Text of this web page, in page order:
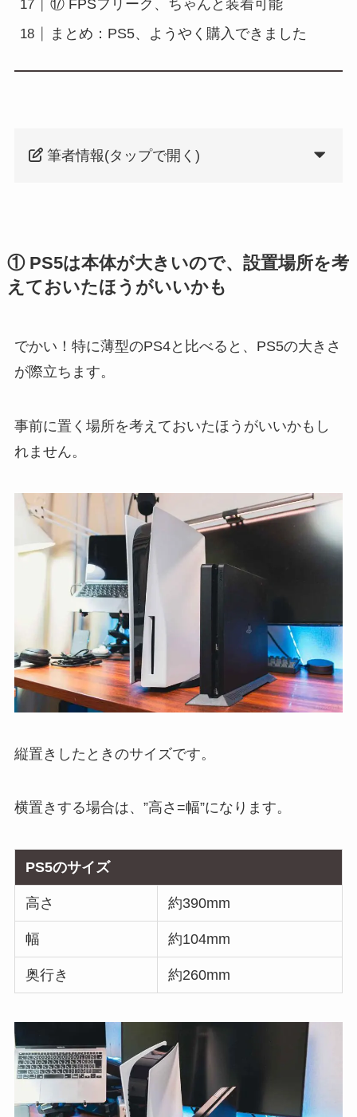
⑰ FPSフリーク、ちゃんと装着可能
まとめ：PS5、ようやく購入できました
筆者情報(タップで開く)
① PS5は本体が大きいので、設置場所を考
えておいたほうがいいかも
でかい！特に薄型のPS4と比べると、PS5の大きさ
が際立ちます。
事前に置く場所を考えておいたほうがいいかもし
れません。
縦置きしたときのサイズです。
横置きする場合は、”高さ=幅”になります。
PS5のサイズ
高さ 約390mm
幅 約104mm
奥行き 約260mm